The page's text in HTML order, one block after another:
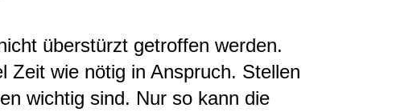
überstürzt getroffen werden.
Zeit wie nötig in Anspruch. Stellen
wichtig sind. Nur so kann die